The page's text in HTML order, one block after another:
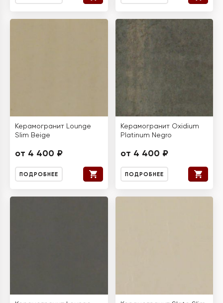
Керамогранит Lounge
Slim Beige
от 4 400 ₽
ПОДРОБНЕЕ
Керамогранит Oxidium
Platinum Negro
от 4 400 ₽
ПОДРОБНЕЕ